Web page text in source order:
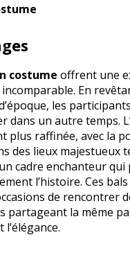
costume offrent une
En
les
dans un autre temps.
plus raffinée, avec la
des lieux majestueux
cadre enchanteur qui
l’histoire. Ces
de rencontrer
partageant la même
l’élégance.